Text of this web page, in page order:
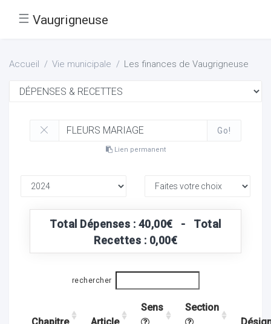
☰ Vaugrigneuse
Accueil Vie municipale Les finances de Vaugrigneuse
Go!
Lien permanent
Total Dépenses : 40,00€ - Total
Recettes : 0,00€
rechercher
Sens
Section